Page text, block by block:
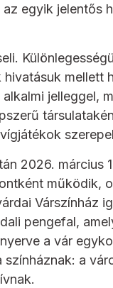
egyik jelentős
mellett
jelleggel,
2026. március
működik,
Várszínház
pengefal,
a vár
a